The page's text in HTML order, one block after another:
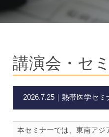
講演会・セ
2026.7.25｜熱帯医学セミ
本セミナーでは、東南アジ